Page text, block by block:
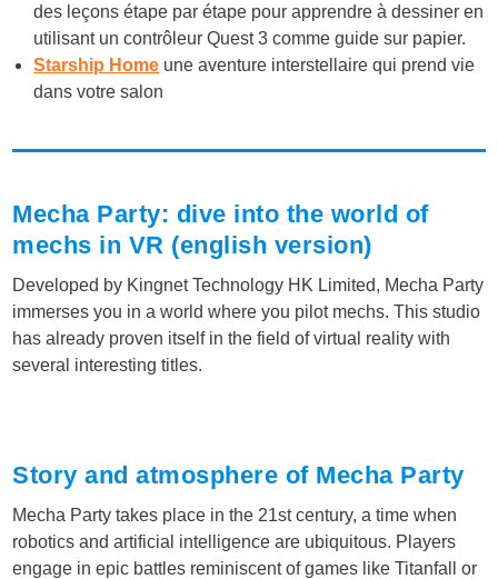
des leçons étape par étape pour apprendre à dessiner en
utilisant un contrôleur Quest 3 comme guide sur papier.
Starship Home une aventure interstellaire qui prend vie
dans votre salon
Mecha Party: dive into the world of
mechs in VR (english version)
Developed by Kingnet Technology HK Limited, Mecha Party
immerses you in a world where you pilot mechs. This studio
has already proven itself in the field of virtual reality with
several interesting titles.
Story and atmosphere of Mecha Party
Mecha Party takes place in the 21st century, a time when
robotics and artificial intelligence are ubiquitous. Players
engage in epic battles reminiscent of games like Titanfall or